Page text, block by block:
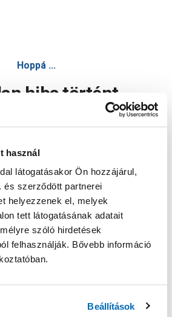
használ
látogatásakor Ön hozzájárul,
és szerződött partnerei
helyezzenek el, melyek
tett látogatásának adatait
szóló hirdetések
felhasználják. Bővebb információ
Beállítások
Hoppá ...
hiba történt
Oldal újratöltése